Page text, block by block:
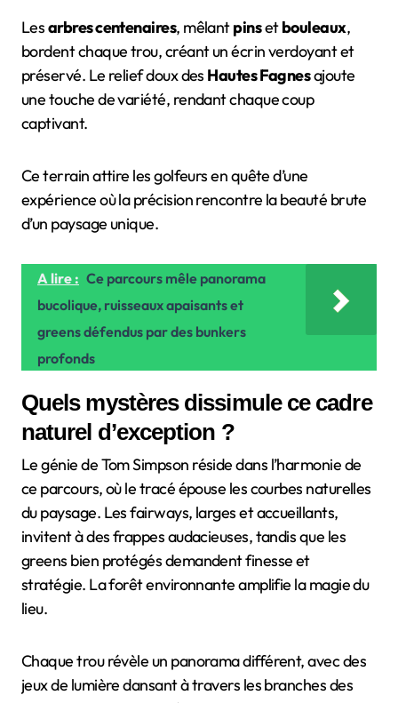
Lesarbres centenaires, mêlantpinsetbouleaux,
bordent chaque trou, créant un écrin verdoyant et
préservé. Le relief doux des Hautes Fagnesajoute
une touche de variété, rendant chaque coup
captivant.
Ce terrain attire les golfeurs en quête d’une
expérience où la précision rencontre la beauté brute
d’un paysage unique.
A lire : Ce parcours mêle panorama
bucolique, ruisseaux apaisants et
greens défendus par des bunkers
profonds
Quels mystères dissimule ce cadre
naturel d’exception ?
Le génie de Tom Simpson réside dans l’harmonie de
ce parcours, où le tracé épouse les courbes naturelles
du paysage. Les fairways, larges et accueillants,
invitent à des frappes audacieuses, tandis que les
greens bien protégés demandent finesse et
stratégie. La forêt environnante amplifie la magie du
lieu.
Chaque trou révèle un panorama différent, avec des
jeux de lumière dansant à travers les branches des